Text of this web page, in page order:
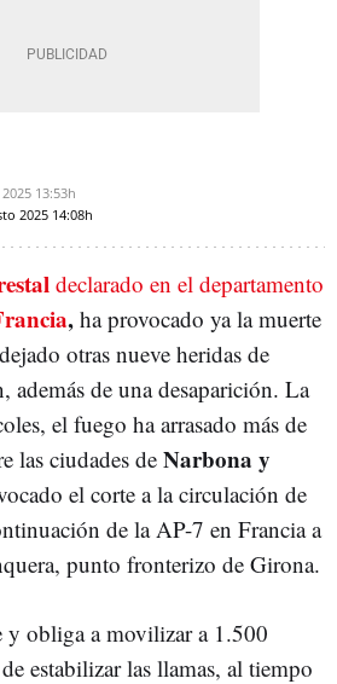
13:53h
2025 14:08h
declarado en el departamento
, ha provocado ya la muerte
otras nueve heridas de
además de una desaparición. La
el fuego ha arrasado más de
las ciudades de Narbona y
el corte a la circulación de
de la AP-7 en Francia a
punto fronterizo de Girona.
y obliga a movilizar a 1.500
estabilizar las llamas, al tiempo